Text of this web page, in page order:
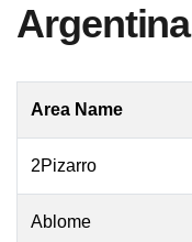
Argentina
Area Name
2Pizarro
Ablome